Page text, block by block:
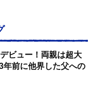
ビュー！両親は超大
前に他界した父への